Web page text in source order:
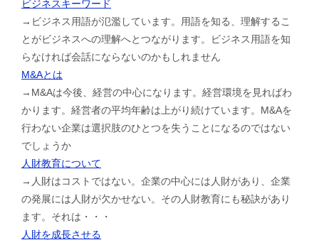
ビジネスキーワード
→ビジネス用語が氾濫しています。用語を知る、理解するこ
とがビジネスへの理解へとつながります。ビジネス用語を知
らなければ会話にならないのかもしれません
M&Aとは
→M&Aは今後、経営の中心になります。経営環境を見ればわ
かります。経営者の平均年齢は上がり続けています。M&Aを
行わない企業は選択肢のひとつを失うことになるのではない
でしょうか
人財教育について
→人財はコストではない。企業の中心には人財があり、企業
の発展には人財が欠かせない。その人財教育にも秘訣があり
ます。それは・・・
人財を成長させる